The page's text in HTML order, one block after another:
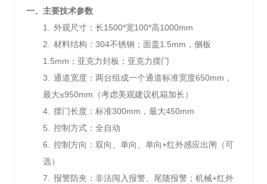
一、主要技术参数
1.
外观尺寸：长1500*宽100*高1000mm
2.
材料结构：304不锈钢；面盖1.5mm ，侧板
1.5mm ；亚克力封板；亚克力摆门
3.
通道宽度：两台组成一个通道标准宽度650mm ，
最大≤950mm （考虑美观建议机箱加长）
4.
摆门长度：标准300mm ，最大450mm
5.
控制方式：全自动
6.
控制方向：双向、单向、单向+红外感应出闸（可
选）
7.
报警防夹：非法闯入报警、尾随报警；机械+红外